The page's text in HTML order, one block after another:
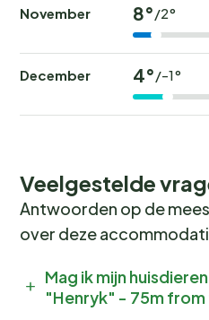
November 8°/2°
December 4°/-1°
Veelgestelde
Antwoorden op de
over deze
Mag ik mijn
"Henryk" - 75m from